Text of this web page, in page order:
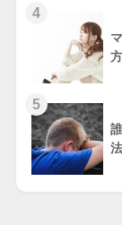
4
方
5